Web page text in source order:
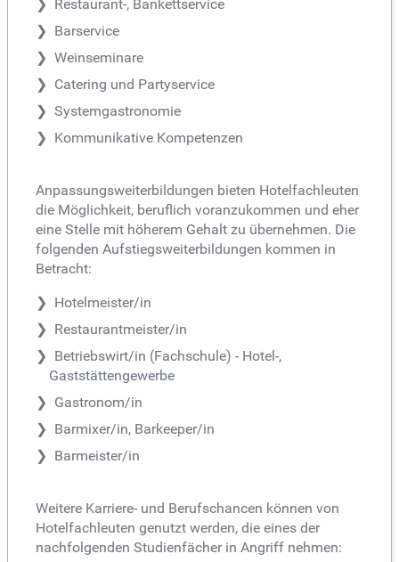
Restaurant-, Bankettservice
Barservice
Weinseminare
Catering und Partyservice
Systemgastronomie
Kommunikative Kompetenzen
Anpassungsweiterbildungen bieten Hotelfachleuten
die Möglichkeit, beruflich voranzukommen und eher
eine Stelle mit höherem Gehalt zu übernehmen. Die
folgenden Aufstiegsweiterbildungen kommen in
Betracht:
Hotelmeister/in
Restaurantmeister/in
Betriebswirt/in (Fachschule) - Hotel-,
Gaststättengewerbe
Gastronom/in
Barmixer/in, Barkeeper/in
Barmeister/in
Weitere Karriere- und Berufschancen können von
Hotelfachleuten genutzt werden, die eines der
nachfolgenden Studienfächer in Angriff nehmen: